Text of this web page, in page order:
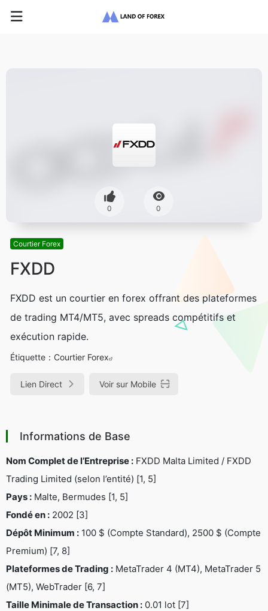
0 0
Courtier Forex
FXDD
FXDD est un courtier en forex offrant des plateformes
de trading MT4/MT5, avec spreads compétitifs et
exécution rapide.
Étiquette： Courtier Forex
Lien Direct Voir sur Mobile
Informations de Base
Nom Complet de l’Entreprise : FXDD Malta Limited / FXDD
Trading Limited (selon l’entité) [1, 5]
Pays : Malte, Bermudes [1, 5]
Fondé en : 2002 [3]
Dépôt Minimum : 100 $ (Compte Standard), 2500 $ (Compte
Premium) [7, 8]
Plateformes de Trading : MetaTrader 4 (MT4), MetaTrader 5
(MT5), WebTrader [6, 7]
Taille Minimale de Transaction : 0.01 lot [7]